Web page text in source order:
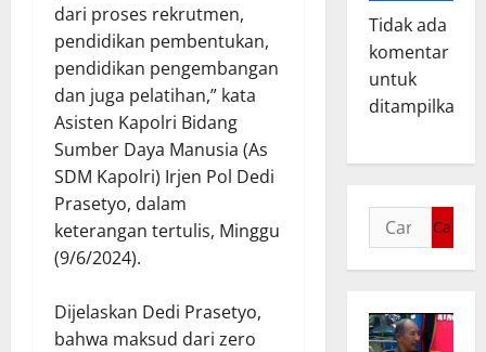
dari proses rekrutmen,
pendidikan pembentukan,
pendidikan pengembangan
dan juga pelatihan,” kata
Asisten Kapolri Bidang
Sumber Daya Manusia (As
SDM Kapolri) Irjen Pol Dedi
Prasetyo, dalam
keterangan tertulis, Minggu
(9/6/2024).
Dijelaskan Dedi Prasetyo,
bahwa maksud dari zero
Tidak ada
komentar
untuk
ditampilkan.